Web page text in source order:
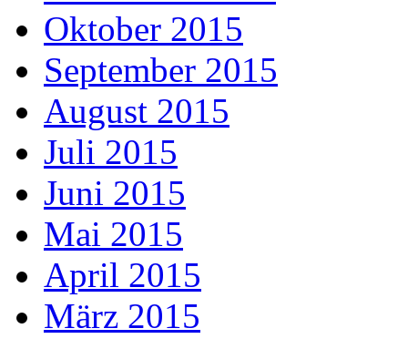
Oktober 2015
September 2015
August 2015
Juli 2015
Juni 2015
Mai 2015
April 2015
März 2015